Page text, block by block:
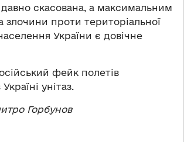
скасована, а максимальним
злочини проти територіальної
України є довічне
фейк полетів
унітаз.
Горбунов